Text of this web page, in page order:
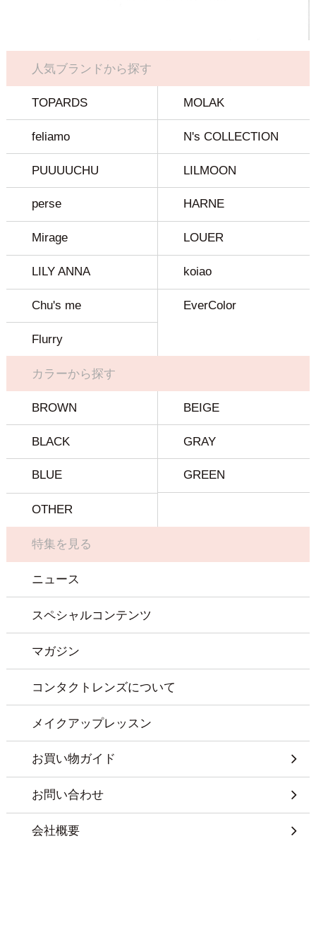
人気ブランドから探す
TOPARDS MOLAK
feliamo N's COLLECTION
PUUUUCHU LILMOON
perse HARNE
Mirage LOUER
LILY ANNA koiao
Chu's me EverColor
Flurry
カラーから探す
BROWN BEIGE
BLACK GRAY
BLUE GREEN
OTHER
特集を見る
ニュース
スペシャルコンテンツ
マガジン
コンタクトレンズについて
メイクアップレッスン
お買い物ガイド
お問い合わせ
会社概要